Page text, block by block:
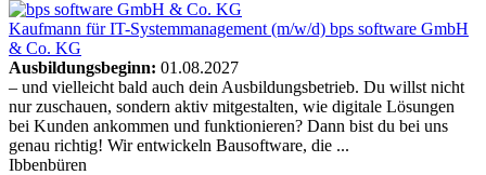
Kaufmann für IT-Systemmanagement (m/w/d) bps software GmbH
& Co. KG
Ausbildungsbeginn: 01.08.2027
– und vielleicht bald auch dein Ausbildungsbetrieb. Du willst nicht
nur zuschauen, sondern aktiv mitgestalten, wie digitale Lösungen
bei Kunden ankommen und funktionieren? Dann bist du bei uns
genau richtig! Wir entwickeln Bausoftware, die ...
Ibbenbüren